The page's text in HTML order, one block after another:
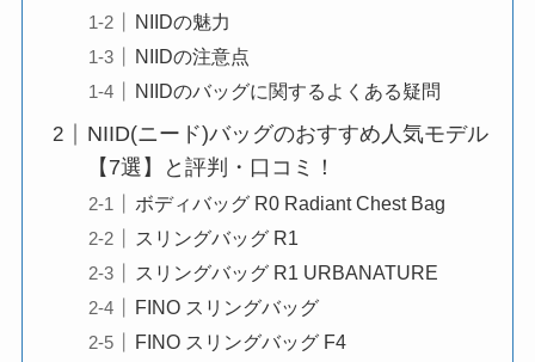
NIIDの魅力
NIIDの注意点
NIIDのバッグに関するよくある疑問
NIID(ニード)バッグのおすすめ人気モデル
【7選】と評判・口コミ！
ボディバッグ R0 Radiant Chest Bag
スリングバッグ R1
スリングバッグ R1 URBANATURE
FINO スリングバッグ
FINO スリングバッグ F4